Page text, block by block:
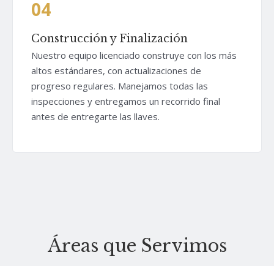
04
Construcción y Finalización
Nuestro equipo licenciado construye con los más
altos estándares, con actualizaciones de
progreso regulares. Manejamos todas las
inspecciones y entregamos un recorrido final
antes de entregarte las llaves.
Áreas que Servimos